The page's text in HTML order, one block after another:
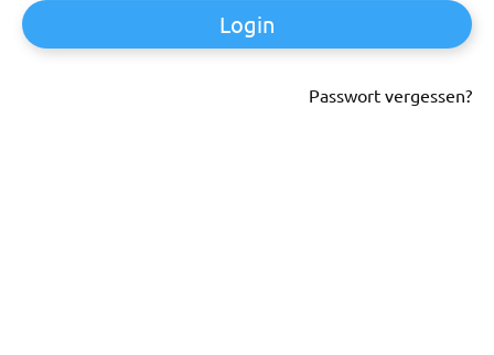
Login
Passwort vergessen?